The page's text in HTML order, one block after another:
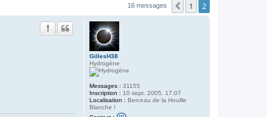
16 messages Précédent
1 2
GillesH38
Hydrogène
Messages : 31155
Inscription : 10 sept. 2005, 17:07
Localisation : Berceau de la Houille
Blanche !